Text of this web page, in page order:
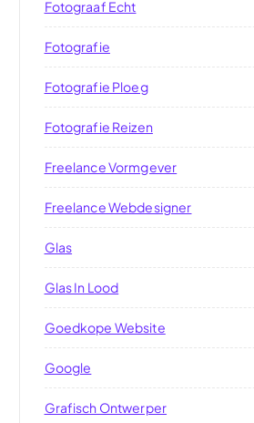
Fotograaf Echt
Fotografie
Fotografie Ploeg
Fotografie Reizen
Freelance Vormgever
Freelance Webdesigner
Glas
Glas In Lood
Goedkope Website
Google
Grafisch Ontwerper